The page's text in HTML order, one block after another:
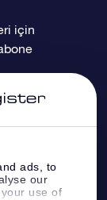
ads, to
our
use of
için